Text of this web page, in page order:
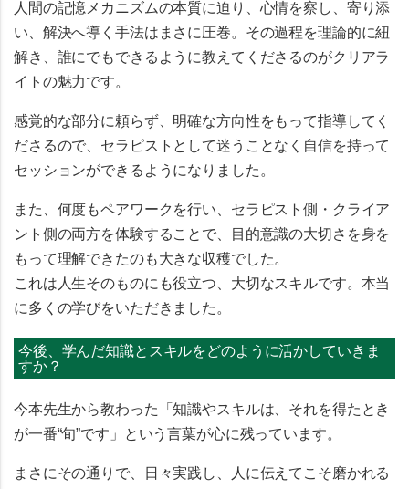
人間の記憶メカニズムの本質に迫り、心情を察し、寄り添
い、解決へ導く手法はまさに圧巻。その過程を理論的に紐
解き、誰にでもできるように教えてくださるのがクリアラ
イトの魅力です。
感覚的な部分に頼らず、明確な方向性をもって指導してく
ださるので、セラピストとして迷うことなく自信を持って
セッションができるようになりました。
また、何度もペアワークを行い、セラピスト側・クライア
ント側の両方を体験することで、目的意識の大切さを身を
もって理解できたのも大きな収穫でした。
これは人生そのものにも役立つ、大切なスキルです。本当
に多くの学びをいただきました。
今後、学んだ知識とスキルをどのように活かしていきま
すか？
今本先生から教わった「知識やスキルは、それを得たとき
が一番“旬”です」という言葉が心に残っています。
まさにその通りで、日々実践し、人に伝えてこそ磨かれる